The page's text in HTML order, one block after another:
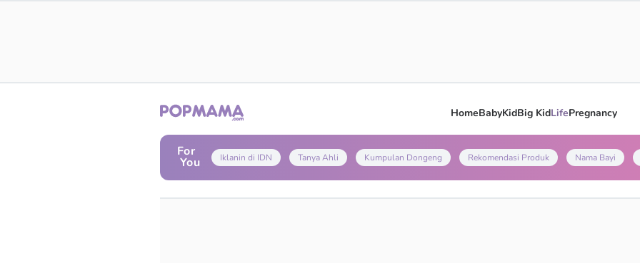
HomeBabyKidBig KidLifePregnancy
For
You Iklanin di IDN Tanya Ahli Kumpulan Dongeng Rekomendasi Produk Nama Bayi